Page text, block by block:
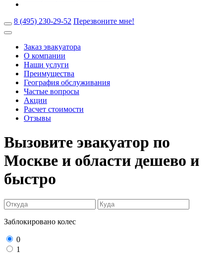
8 (495) 230-29-52 Перезвоните мне!
Заказ эвакуатора
О компании
Наши услуги
Преимущества
География обслуживания
Частые вопросы
Акции
Расчет стоимости
Отзывы
Вызовите эвакуатор по
Москве и области дешево и
быстро
Заблокировано колес
0
1